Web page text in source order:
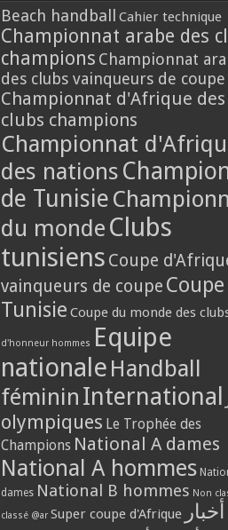
Beach handball Cahier technique
Championnat arabe des
champions Championnat
des clubs vainqueurs de coupe
Championnat d'Afrique des
clubs champions
Championnat
des nations
de Tunisie
du monde Clubs
tunisiens Coupe
vainqueurs de coupe
Tunisie Coupe du monde des
d'honneur hommes Equipe
nationale Handball
féminin International
olympiques Le Trophée des
Champions National A dames
National A hommes
dames National B hommes Non
classé @ar Super coupe d'Afrique أخبار